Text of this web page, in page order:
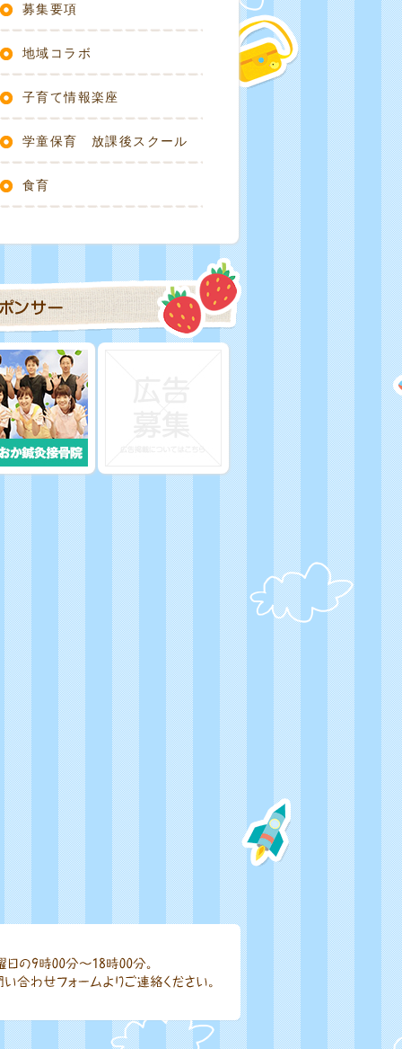
募集要項
地域コラボ
子育て情報楽座
学童保育 放課後スクール
食育